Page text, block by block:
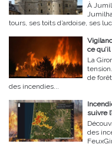
À
tours, ses toits d’ardoise, ses
ce
La
de
des incendies...
suivre
des